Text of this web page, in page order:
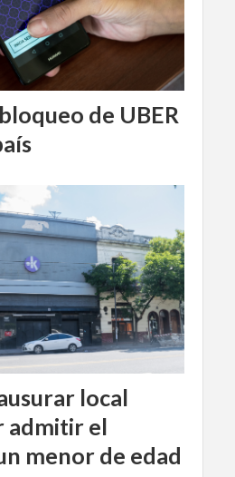
de UBER
local
admitir el
menor de edad